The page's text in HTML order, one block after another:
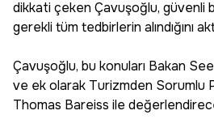
dikkati çeken Çavuşoğlu, güvenli
gerekli tüm tedbirlerin alındığını
Çavuşoğlu, bu konuları Bakan
ve ek olarak Turizmden Sorumlu
Thomas Bareiss ile